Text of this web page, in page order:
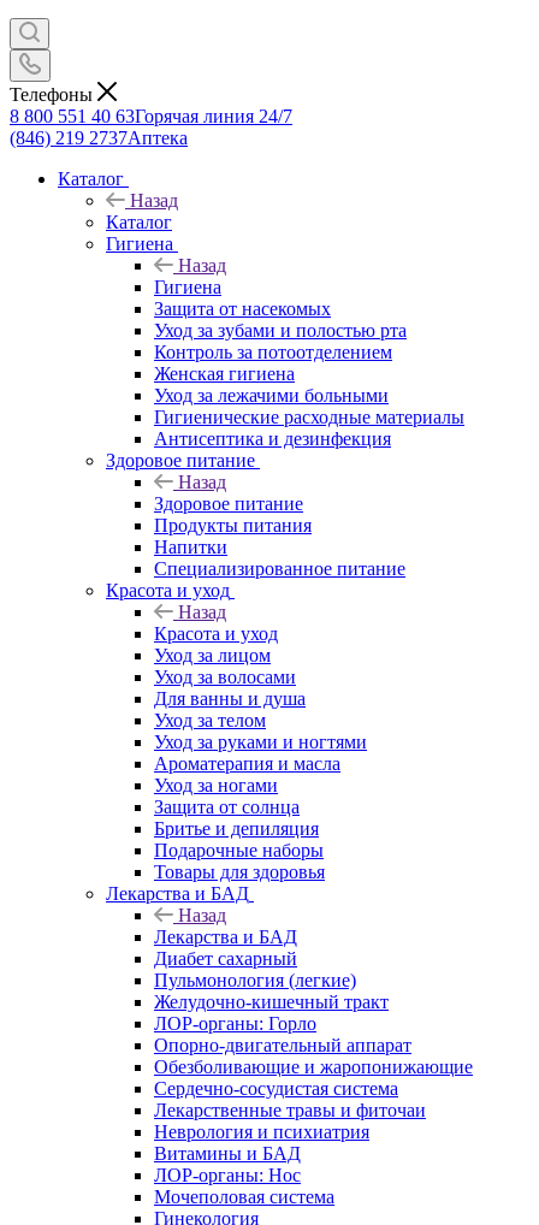
Телефоны
8 800 551 40 63Горячая линия 24/7
(846) 219 2737Аптека
Каталог
Назад
Каталог
Гигиена
Назад
Гигиена
Защита от насекомых
Уход за зубами и полостью рта
Контроль за потоотделением
Женская гигиена
Уход за лежачими больными
Гигиенические расходные материалы
Антисептика и дезинфекция
Здоровое питание
Назад
Здоровое питание
Продукты питания
Напитки
Специализированное питание
Красота и уход
Назад
Красота и уход
Уход за лицом
Уход за волосами
Для ванны и душа
Уход за телом
Уход за руками и ногтями
Ароматерапия и масла
Уход за ногами
Защита от солнца
Бритье и депиляция
Подарочные наборы
Товары для здоровья
Лекарства и БАД
Назад
Лекарства и БАД
Диабет сахарный
Пульмонология (легкие)
Желудочно-кишечный тракт
ЛОР-органы: Горло
Опорно-двигательный аппарат
Обезболивающие и жаропонижающие
Сердечно-сосудистая система
Лекарственные травы и фиточаи
Неврология и психиатрия
Витамины и БАД
ЛОР-органы: Нос
Мочеполовая система
Гинекология